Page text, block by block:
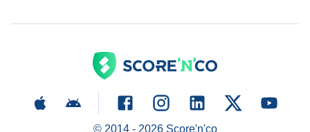
© 2014 - 2026Score'n'co